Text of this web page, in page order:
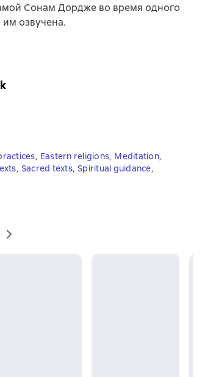
Сонам Дордже во время одного
им озвучена.
, Eastern religions, Meditation,
, Sacred texts, Spiritual guidance,